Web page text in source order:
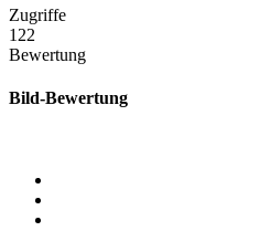
Zugriffe
122
Bewertung
Bild-Bewertung